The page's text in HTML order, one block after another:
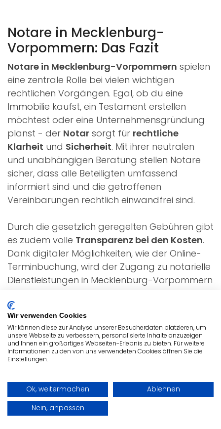
Notare in Mecklenburg-
Vorpommern: Das Fazit
Notare in Mecklenburg-Vorpommern spielen
eine zentrale Rolle bei vielen wichtigen
rechtlichen Vorgängen. Egal, ob du eine
Immobilie kaufst, ein Testament erstellen
möchtest oder eine Unternehmensgründung
planst - der Notar sorgt für rechtliche
Klarheit und Sicherheit. Mit ihrer neutralen
und unabhängigen Beratung stellen Notare
sicher, dass alle Beteiligten umfassend
informiert sind und die getroffenen
Vereinbarungen rechtlich einwandfrei sind.
Durch die gesetzlich geregelten Gebühren gibt
es zudem volle Transparenz bei den Kosten.
Dank digitaler Möglichkeiten, wie der Online-
Terminbuchung, wird der Zugang zu notarielle
Dienstleistungen in Mecklenburg-Vorpommern
Baden-Württemberg
Bayern
Wir verwenden Cookies
Wir können diese zur Analyse unserer Besucherdaten platzieren, um
unsere Webseite zu verbessern, personalisierte Inhalte anzuzeigen
und Ihnen ein großartiges Webseiten-Erlebnis zu bieten. Für weitere
Informationen zu den von uns verwendeten Cookies öffnen Sie die
Einstellungen.
Ok, weitermachen
Ablehnen
Nein, anpassen